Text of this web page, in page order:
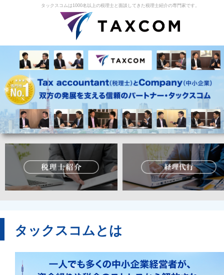
タックスコムは1000名以上の税理士と面談してきた税理士紹介の専門家です。
タックスコムとは